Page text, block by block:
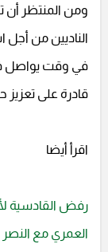
ومن المنتظر أن
الناديين من أجل
في وقت يواصل
قادرة على
اقرأ أيضا
رفض القادسية
العمري مع النصر